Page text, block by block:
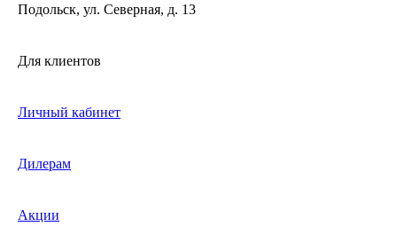
Подольск, ул. Северная, д. 13
Для клиентов
Личный кабинет
Дилерам
Акции